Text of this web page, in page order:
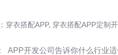
穿衣搭配APP, 穿衣搭配APP定制
APP开发公司告诉你什么行业